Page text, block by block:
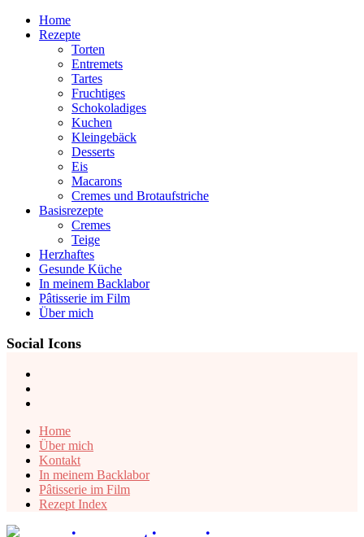
Home
Rezepte
Torten
Entremets
Tartes
Fruchtiges
Schokoladiges
Kuchen
Kleingebäck
Desserts
Eis
Macarons
Cremes und Brotaufstriche
Basisrezepte
Cremes
Teige
Herzhaftes
Gesunde Küche
In meinem Backlabor
Pâtisserie im Film
Über mich
Social Icons
Home
Über mich
Kontakt
In meinem Backlabor
Pâtisserie im Film
Rezept Index